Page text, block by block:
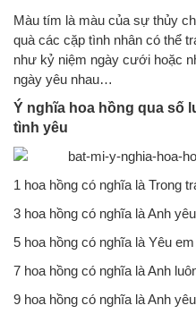
Màu tím là màu của sự thủy
quà các cặp tình nhân có thể
như kỷ niệm ngày cưới hoặc
ngày yêu nhau…
Ý nghĩa hoa hồng qua số
tình yêu
1 hoa hồng có nghĩa là Trong
3 hoa hồng có nghĩa là Anh
5 hoa hồng có nghĩa là Yêu
7 hoa hồng có nghĩa là Anh
9 hoa hồng có nghĩa là Anh